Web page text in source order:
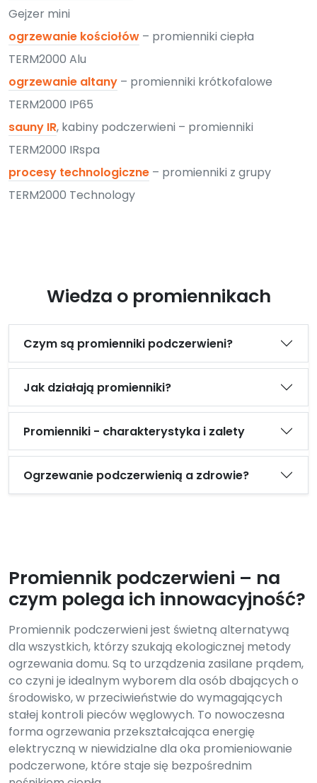
Gejzer mini
ogrzewanie kościołów – promienniki ciepła
TERM2000 Alu
ogrzewanie altany – promienniki krótkofalowe
TERM2000 IP65
sauny IR, kabiny podczerwieni – promienniki
TERM2000 IRspa
procesy technologiczne – promienniki z grupy
TERM2000 Technology
Wiedza o promiennikach
Czym są promienniki podczerwieni?
Jak działają promienniki?
Promienniki - charakterystyka i zalety
Ogrzewanie podczerwienią a zdrowie?
Promiennik podczerwieni – na
czym polega ich innowacyjność?
Promiennik podczerwieni jest świetną alternatywą
dla wszystkich, którzy szukają ekologicznej metody
ogrzewania domu. Są to urządzenia zasilane prądem,
co czyni je idealnym wyborem dla osób dbających o
środowisko, w przeciwieństwie do wymagających
stałej kontroli pieców węglowych. To nowoczesna
forma ogrzewania przekształcająca energię
elektryczną w niewidzialne dla oka promieniowanie
podczerwone, które staje się bezpośrednim